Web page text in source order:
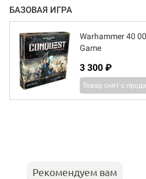
БАЗОВАЯ ИГРА
Warhammer 40
Game
3 300 ₽
Товар снят с
Рекомендуем вам